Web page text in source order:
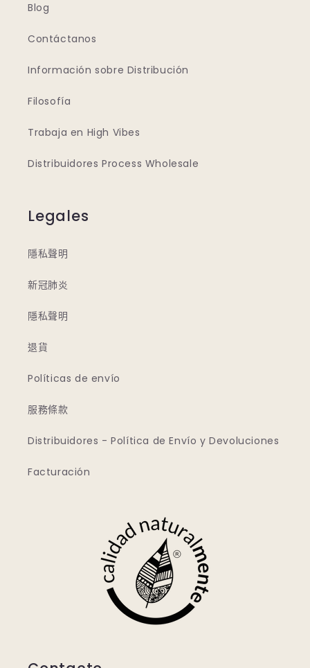
Blog
Contáctanos
Información sobre Distribución
Filosofía
Trabaja en High Vibes
Distribuidores Process Wholesale
Legales
隱私聲明
新冠肺炎
隱私聲明
退貨
Políticas de envío
服務條款
Distribuidores - Política de Envío y Devoluciones
Facturación